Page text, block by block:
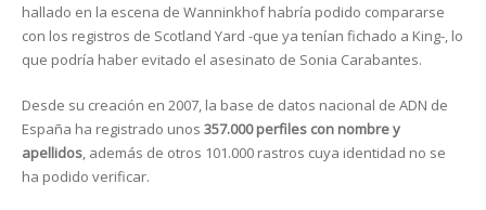
hallado en la escena de Wanninkhof habría podido compararse
con los registros de Scotland Yard -que ya tenían fichado a King-, lo
que podría haber evitado el asesinato de Sonia Carabantes.
Desde su creación en 2007, la base de datos nacional de ADN de
España ha registrado unos 357.000 perfiles con nombre y
apellidos, además de otros 101.000 rastros cuya identidad no se
ha podido verificar.